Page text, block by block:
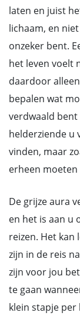
laten en juist
lichaam, en
onzeker bent.
het leven voelt
daardoor
bepalen wat
verdwaald
helderziende u
vinden, maar
erheen moeten
De grijze aura
en het is aan u
reizen. Het
zijn in de reis
zijn voor jou
te gaan
klein stapje per